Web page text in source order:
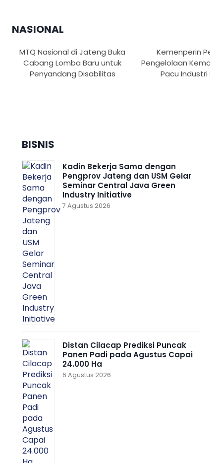
NASIONAL
MTQ Nasional di Jateng Buka
Cabang Lomba Baru untuk
Penyandang Disabilitas
Kemenperin
Pengelolaan
Pacu Industri
BISNIS
Kadin Bekerja Sama dengan
Pengprov Jateng dan USM Gelar
Seminar Central Java Green
Industry Initiative
7 Agustus 2026
Distan Cilacap Prediksi Puncak
Panen Padi pada Agustus Capai
24.000 Ha
6 Agustus 2026